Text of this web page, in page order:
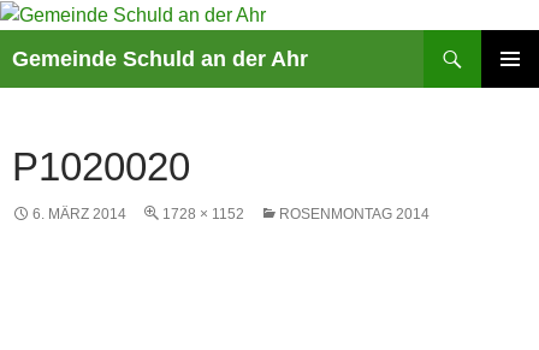
Gemeinde Schuld an der Ahr
P1020020
6. MÄRZ 2014 1728 × 1152 ROSENMONTAG 2014